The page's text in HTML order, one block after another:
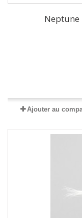
Neptune
Ajouter au